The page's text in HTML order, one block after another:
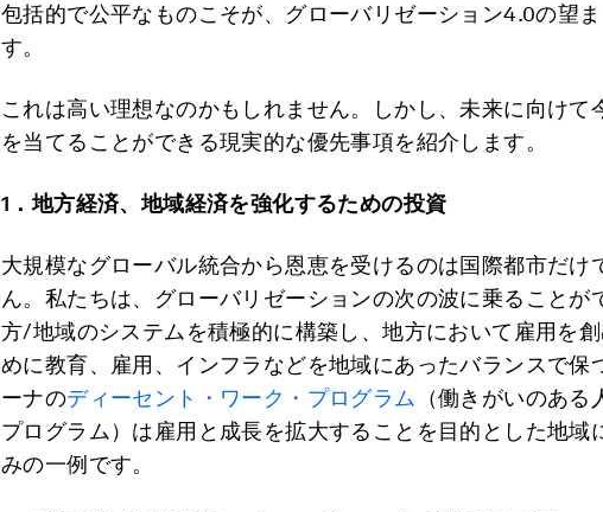
包括的で公平なものこそが、グローバリゼーション4.0の望
す。
これは高い理想なのかもしれません。しかし、未来に向けて
を当てることができる現実的な優先事項を紹介します。
1 ．地方経済、地域経済を強化するための投資
大規模なグローバル統合から恩恵を受けるのは国際都市だけ
ん。私たちは、グローバリゼーションの次の波に乗ることが
方/地域のシステムを積極的に構築し、地方において雇用を
めに教育、雇用、インフラなどを地域にあったバランスで保
ーナのディーセント・ワーク・プログラム （働きがいのあ
プログラム）は雇用と成長を拡大することを目的とした地域
みの一例です。